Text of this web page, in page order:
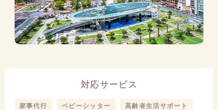
対応サービス
家事代行 ベビーシッター 高齢者生活サポート